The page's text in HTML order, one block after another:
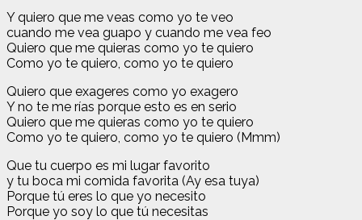
Y quiero que me veas como yo te veo
cuando me vea guapo y cuando me vea feo
Quiero que me quieras como yo te quiero
Como yo te quiero, como yo te quiero
Quiero que exageres como yo exagero
Y no te me rías porque esto es en serio
Quiero que me quieras como yo te quiero
Como yo te quiero, como yo te quiero (Mmm)
Que tu cuerpo es mi lugar favorito
y tu boca mi comida favorita (Ay esa tuya)
Porque tú eres lo que yo necesito
Porque yo soy lo que tú necesitas